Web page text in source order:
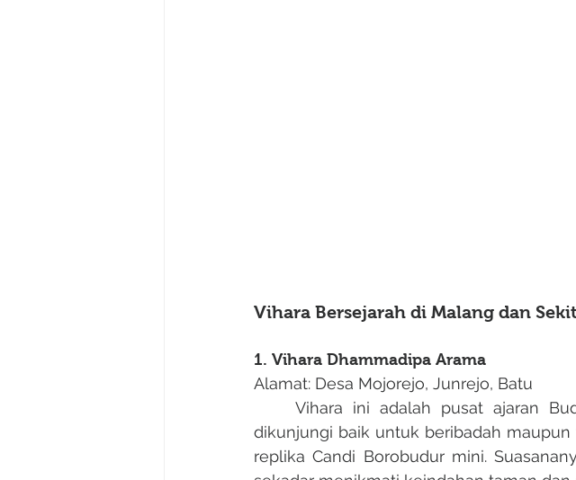
Vihara Bersejarah di Malang dan
1. Vihara Dhammadipa Arama
Alamat: Desa Mojorejo, Junrejo, Batu
dikunjungi baik untuk beribadah maupun
replika Candi Borobudur mini.